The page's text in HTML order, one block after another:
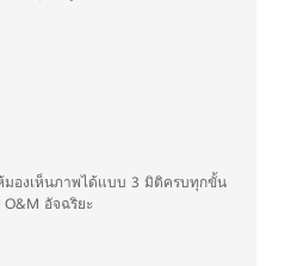
มองเห็นภาพได้แบบ 3 มิติครบทุกขั้น
อัจฉริยะ